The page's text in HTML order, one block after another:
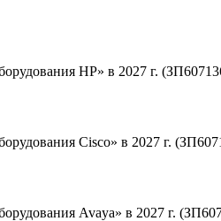
НР» в 2027 г.
Cisco» в 2027 г.
Avaya» в 2027 г.